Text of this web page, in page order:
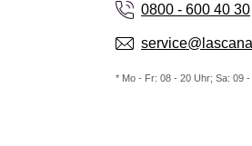
0800 - 600 40 30
* Mo - Fr: 08 - 20 Uhr; Sa: 09